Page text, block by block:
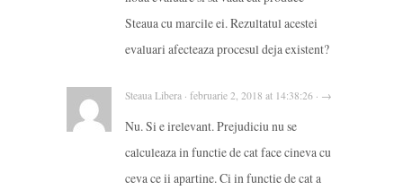
Steaua cu marcile ei. Rezultatul acestei
evaluari afecteaza procesul deja existent?
Steaua Libera · februarie 2, 2018 at 14:38:26 · →
Nu. Si e irelevant. Prejudiciu nu se
calculeaza in functie de cat face cineva cu
ceva ce ii apartine. Ci in functie de cat a